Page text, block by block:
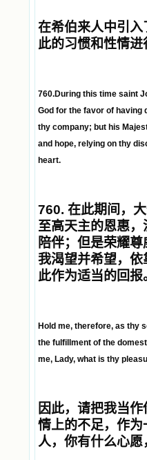
在希伯来人中引
此的习惯和性情
760.During this time saint
God for the favor of having
thy company; but his
and hope, relying on thy
heart.
760. 在此期间，
至高天主的恩惠
陪伴；但是荣耀
我渴望并希望，
此作为适当的回报
Hold me, therefore, as thy
the fulfillment of the
me, Lady, what is thy
因此，请把我当
情上的不足，作
人，你有什么心